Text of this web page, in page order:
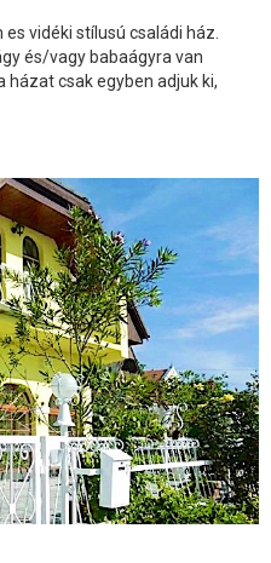
es vidéki stílusú családi ház.
és/vagy babaágyra van
házat csak egyben adjuk ki,